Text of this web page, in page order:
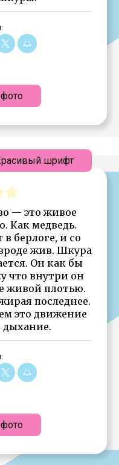
— это живое
Как медведь.
берлоге, и со
жив. Шкура
Он как бы
что внутри он
живой плотью.
последнее.
это движение
дыхание.
шрифт